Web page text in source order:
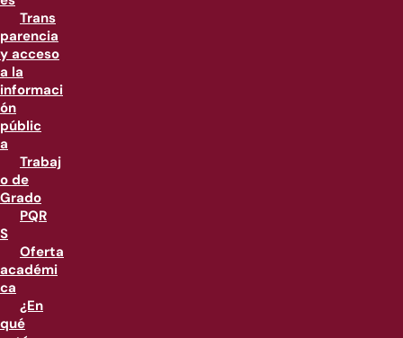
Trans
parencia
y acceso
a la
informaci
ón
públic
a
Trabaj
o de
Grado
PQR
S
Oferta
académi
ca
¿En
qué